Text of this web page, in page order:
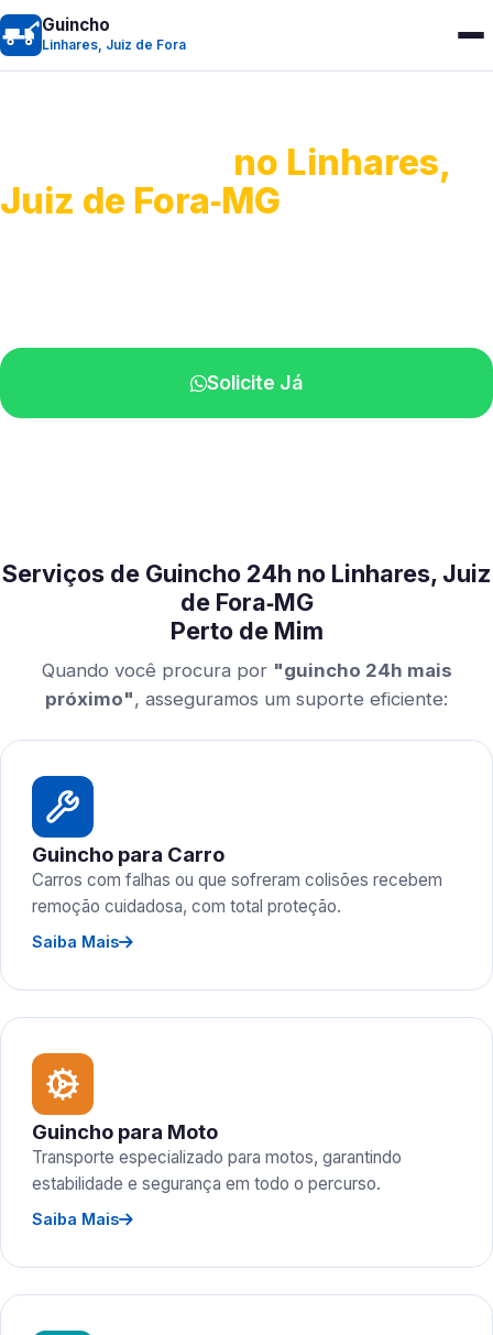
Guincho
Linhares, Juiz de Fora
no Linhares,
Juiz de Fora‑MG
Solicite Já
Serviços de Guincho 24h no Linhares, Juiz
de Fora‑MG
Perto de Mim
Quando você procura por "guincho 24h mais
próximo", asseguramos um suporte eficiente:
Guincho para Carro
Carros com falhas ou que sofreram colisões recebem
remoção cuidadosa, com total proteção.
Saiba Mais
Guincho para Moto
Transporte especializado para motos, garantindo
estabilidade e segurança em todo o percurso.
Saiba Mais